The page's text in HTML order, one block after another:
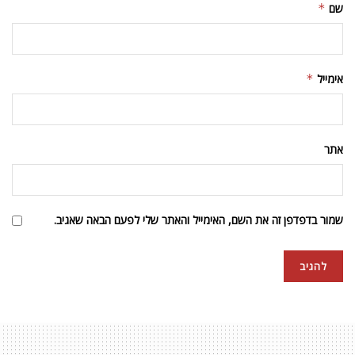
שם *
אימייל *
אתר
שמור בדפדפן זה את השם, האימייל והאתר שלי לפעם הבאה שאגיב.